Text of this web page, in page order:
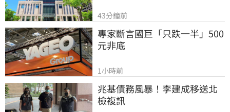
43分鐘前
專家斷言國巨「只跌一半」500
元非底
1小時前
兆基債務風暴！李建成移送北
檢複訊